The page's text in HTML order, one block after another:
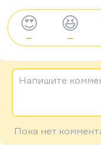
😍
—
😆
—
Напишите
Пока нет